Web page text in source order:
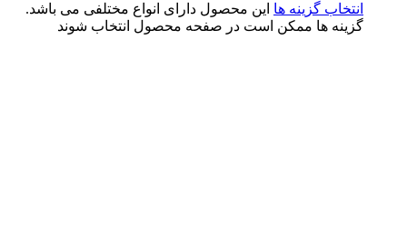
گزینه ها این محصول دارای انواع مختلفی می باشد.
ها ممکن است در صفحه محصول انتخاب شوند